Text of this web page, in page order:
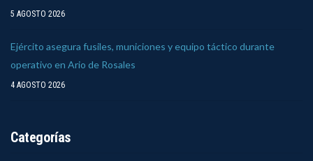
5 AGOSTO 2026
Ejército asegura fusiles, municiones y equipo táctico durante
operativo en Ario de Rosales
4 AGOSTO 2026
Categorías